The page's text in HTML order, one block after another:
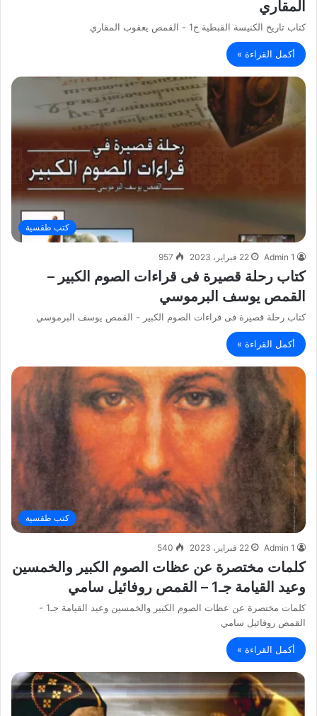
المقاري
كتاب تاريخ الكنيسة القبطية ج1 - القمص يعقوب المقاري
أكمل القراءة »
كتب طقسية
Admin 1 22 فبراير، 2023 957
كتاب رحلة قصيرة فى قراءات الصوم الكبير –
القمص يوسف البرموسي
كتاب رحلة قصيرة فى قراءات الصوم الكبير - القمص يوسف البرموسي
أكمل القراءة »
كتب طقسية
Admin 1 22 فبراير، 2023 540
كلمات مختصرة عن عظات الصوم الكبير والخمسين
وعيد القيامة جـ1 – القمص روفائيل سامي
كلمات مختصرة عن عظات الصوم الكبير والخمسين وعيد القيامة جـ1 -
القمص روفائيل سامي
أكمل القراءة »